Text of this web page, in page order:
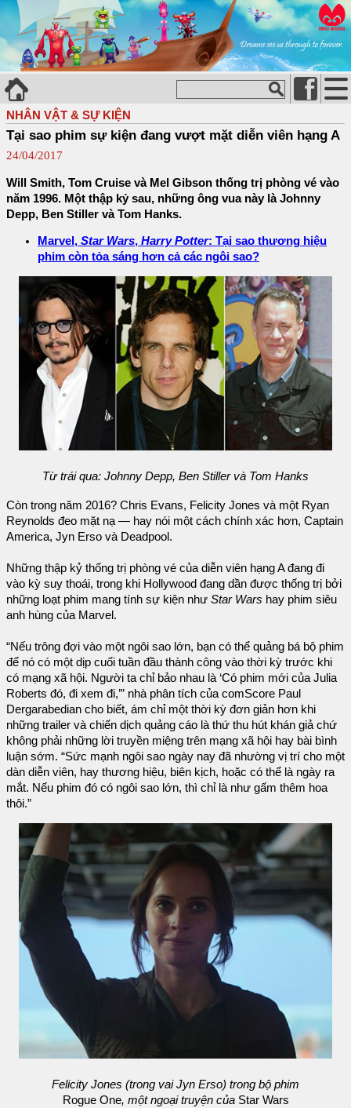
NHÂN VẬT & SỰ KIỆN
Tại sao phim sự kiện đang vượt mặt diễn viên hạng A
24/04/2017
Will Smith, Tom Cruise và Mel Gibson thống trị phòng vé vào
năm 1996. Một thập kỷ sau, những ông vua này là Johnny
Depp, Ben Stiller và Tom Hanks.
Marvel, Star Wars, Harry Potter: Tại sao thương hiệu
phim còn tỏa sáng hơn cả các ngôi sao?
Từ trái qua: Johnny Depp, Ben Stiller và Tom Hanks
Còn trong năm 2016? Chris Evans, Felicity Jones và một Ryan
Reynolds đeo mặt nạ — hay nói một cách chính xác hơn, Captain
America, Jyn Erso và Deadpool.
Những thập kỷ thống trị phòng vé của diễn viên hạng A đang đi
vào kỳ suy thoái, trong khi Hollywood đang dần được thống trị bởi
những loạt phim mang tính sự kiện như Star Wars hay phim siêu
anh hùng của Marvel.
“Nếu trông đợi vào một ngôi sao lớn, bạn có thể quảng bá bộ phim
để nó có một dịp cuối tuần đầu thành công vào thời kỳ trước khi
có mạng xã hội. Người ta chỉ bảo nhau là ‘Có phim mới của Julia
Roberts đó, đi xem đi,’” nhà phân tích của comScore Paul
Dergarabedian cho biết, ám chỉ một thời kỳ đơn giản hơn khi
những trailer và chiến dịch quảng cáo là thứ thu hút khán giả chứ
không phải những lời truyền miệng trên mạng xã hội hay bài bình
luận sớm. “Sức mạnh ngôi sao ngày nay đã nhường vị trí cho một
dàn diễn viên, hay thương hiệu, biên kịch, hoặc có thể là ngày ra
mắt. Nếu phim đó có ngôi sao lớn, thì chỉ là như gấm thêm hoa
thôi.”
Felicity Jones (trong vai Jyn Erso) trong bộ phim
Rogue One, một ngoại truyện của Star Wars